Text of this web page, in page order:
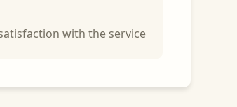
with the service